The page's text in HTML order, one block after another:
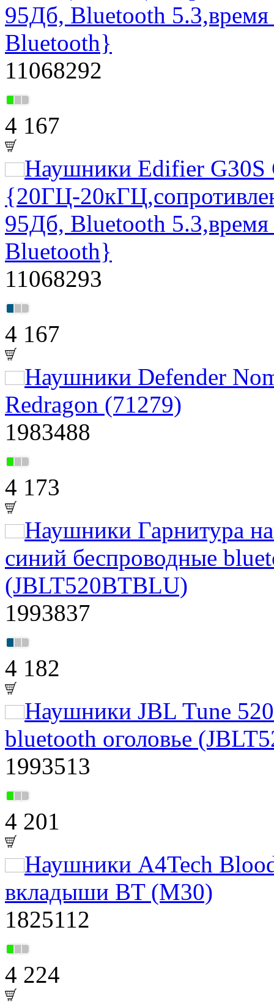
95Дб, Bluetooth
Bluetooth}
11068292
4 167
Наушники Edifier G30S
{20ГЦ-
95Дб, Bluetooth
Bluetooth}
11068293
4 167
Наушники Defender
Redragon (71279)
1983488
4 173
Наушники Гарнитура
синий беспроводные
(JBLT520BTBLU)
1993837
4 182
Наушники JBL Tune
bluetooth оголовье
1993513
4 201
Наушники A4Tech
вкладыши BT (M30)
1825112
4 224